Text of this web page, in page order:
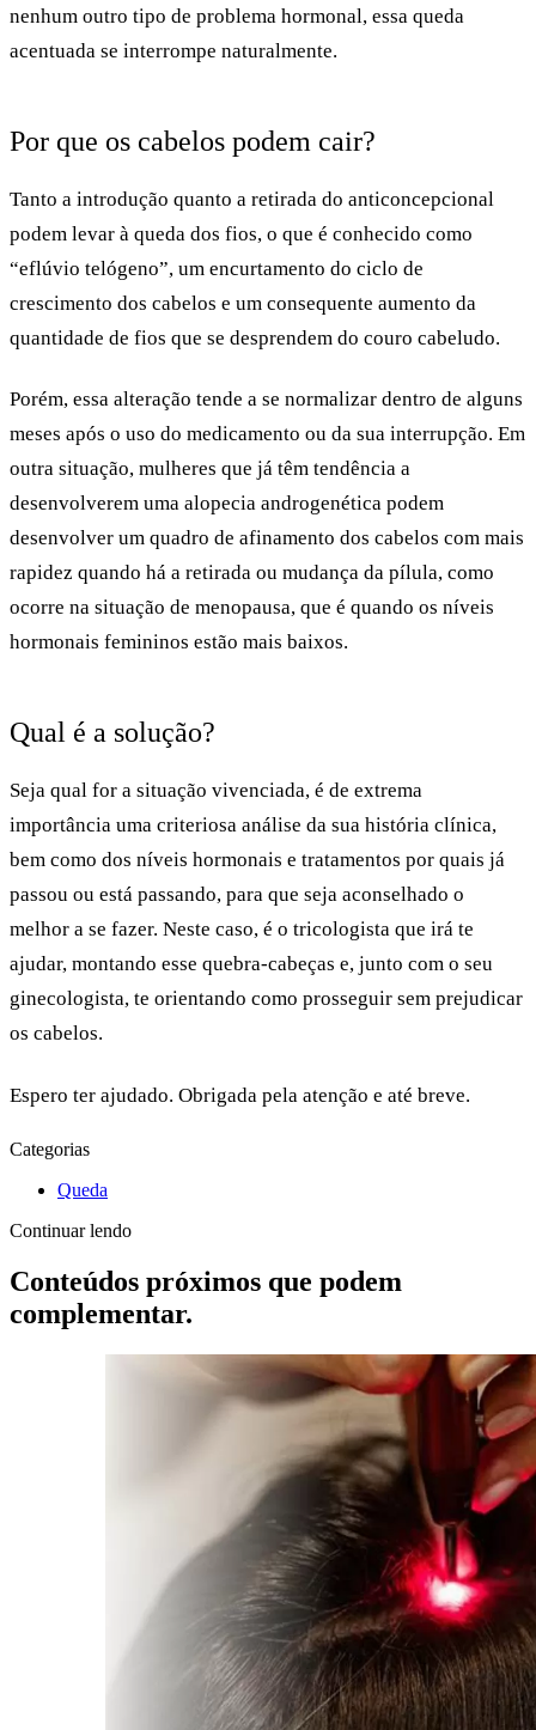
nenhum outro tipo de problema hormonal, essa queda
acentuada se interrompe naturalmente.
Por que os cabelos podem cair?
Tanto a introdução quanto a retirada do anticoncepcional
podem levar à queda dos fios, o que é conhecido como
“eflúvio telógeno”, um encurtamento do ciclo de
crescimento dos cabelos e um consequente aumento da
quantidade de fios que se desprendem do couro cabeludo.
Porém, essa alteração tende a se normalizar dentro de alguns
meses após o uso do medicamento ou da sua interrupção. Em
outra situação, mulheres que já têm tendência a
desenvolverem uma alopecia androgenética podem
desenvolver um quadro de afinamento dos cabelos com mais
rapidez quando há a retirada ou mudança da pílula, como
ocorre na situação de menopausa, que é quando os níveis
hormonais femininos estão mais baixos.
Qual é a solução?
Seja qual for a situação vivenciada, é de extrema
importância uma criteriosa análise da sua história clínica,
bem como dos níveis hormonais e tratamentos por quais já
passou ou está passando, para que seja aconselhado o
melhor a se fazer. Neste caso, é o tricologista que irá te
ajudar, montando esse quebra-cabeças e, junto com o seu
ginecologista, te orientando como prosseguir sem prejudicar
os cabelos.
Espero ter ajudado. Obrigada pela atenção e até breve.
Categorias
Queda
Continuar lendo
Conteúdos próximos que podem
complementar.